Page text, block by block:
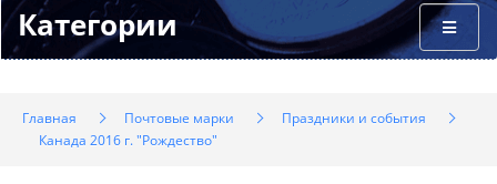
Категории
Главная Почтовые марки
Праздники и события
Канада 2016 г. "Рождество"